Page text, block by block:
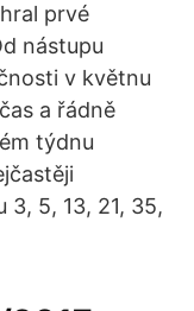
prvé
nástupu
v květnu
a řádně
týdnu
5, 13, 21, 35,